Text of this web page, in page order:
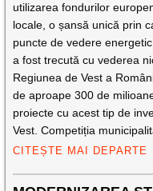
utilizarea fondurilor
locale, o șansă unică prin
puncte de vedere
a fost trecută cu vederea
Regiunea de Vest a
de aproape 300 de
proiecte cu acest tip de
Vest. Competiția
CITEȘTE MAI DEPARTE